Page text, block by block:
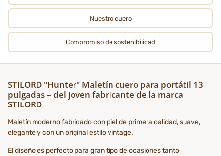
Nuestro cuero
Compromiso de sostenibilidad
STILORD "Hunter" Maletín cuero para portátil 13
pulgadas – del joven fabricante de la marca
STILORD
Maletín moderno fabricado con piel de primera calidad, suave,
elegante y con un original estilo vintage.
El diseño es perfecto para gran tipo de ocasiones tanto